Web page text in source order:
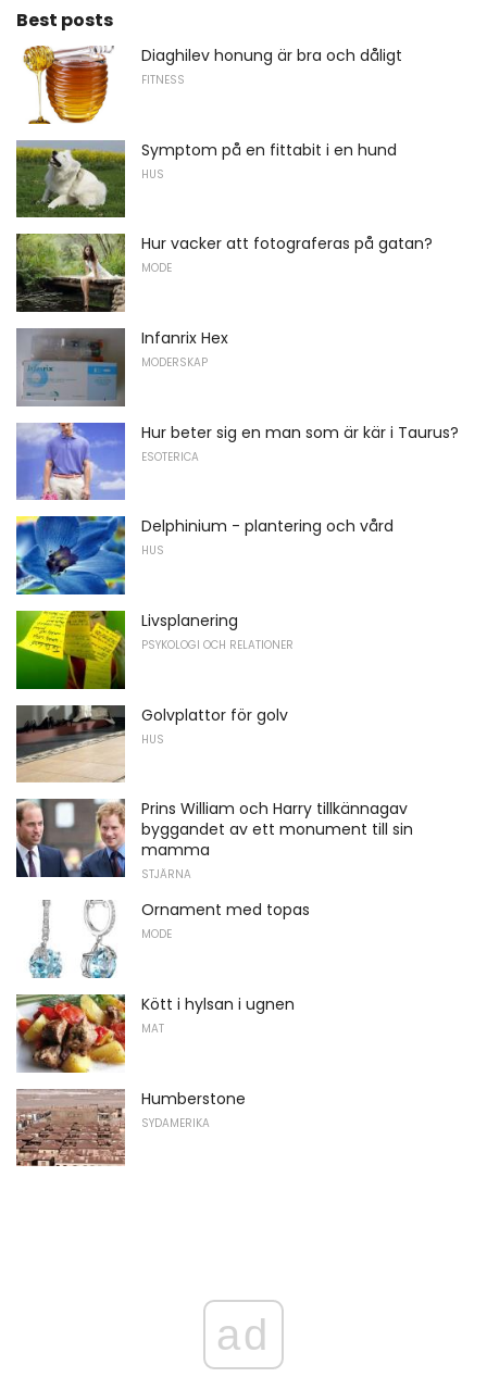
Best posts
Diaghilev honung är bra och dåligt
FITNESS
Symptom på en fittabit i en hund
HUS
Hur vacker att fotograferas på gatan?
MODE
Infanrix Hex
MODERSKAP
Hur beter sig en man som är kär i Taurus?
ESOTERICA
Delphinium - plantering och vård
HUS
Livsplanering
PSYKOLOGI OCH RELATIONER
Golvplattor för golv
HUS
Prins William och Harry tillkännagav
byggandet av ett monument till sin
mamma
STJÄRNA
Ornament med topas
MODE
Kött i hylsan i ugnen
MAT
Humberstone
SYDAMERIKA
ad